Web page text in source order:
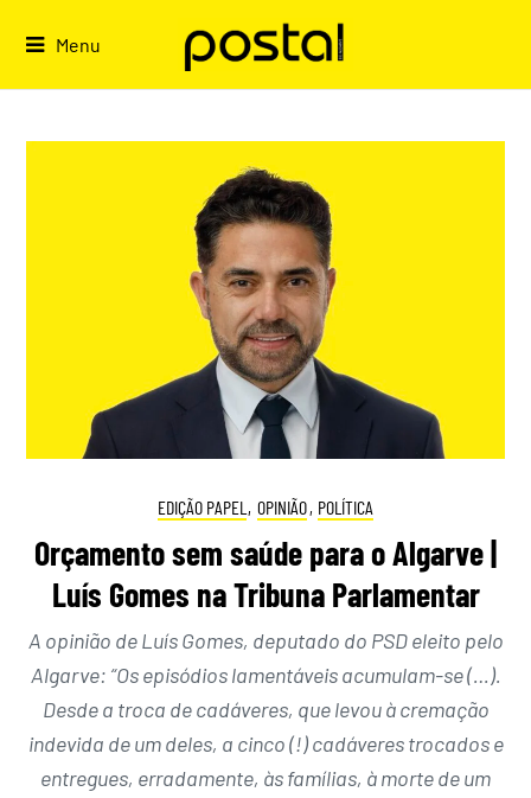
Menu
EDIÇÃO PAPEL , OPINIÃO, POLÍTICA
Orçamento sem saúde para o Algarve |
Luís Gomes na Tribuna Parlamentar
A opinião de Luís Gomes, deputado do PSD eleito pelo
Algarve: “Os episódios lamentáveis acumulam-se (…).
Desde a troca de cadáveres, que levou à cremação
indevida de um deles, a cinco (!) cadáveres trocados e
entregues, erradamente, às famílias, à morte de um